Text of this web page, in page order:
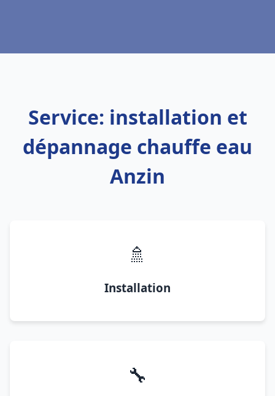
Service: installation et
dépannage chauffe eau
Anzin
🚿
Installation
🔧